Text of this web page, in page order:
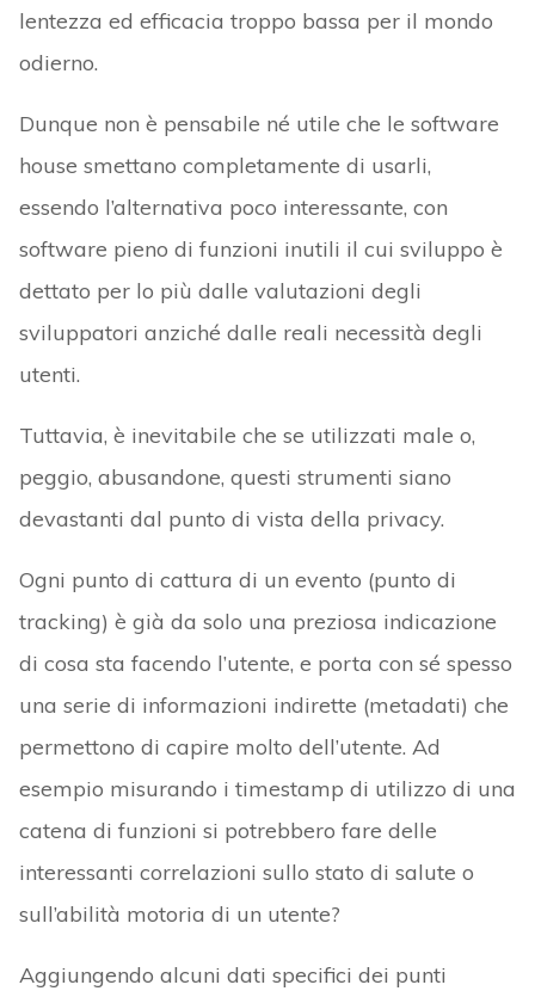
lentezza ed efficacia troppo bassa per il mondo
odierno.
Dunque non è pensabile né utile che le software
house smettano completamente di usarli,
essendo l’alternativa poco interessante, con
software pieno di funzioni inutili il cui sviluppo è
dettato per lo più dalle valutazioni degli
sviluppatori anziché dalle reali necessità degli
utenti.
Tuttavia, è inevitabile che se utilizzati male o,
peggio, abusandone, questi strumenti siano
devastanti dal punto di vista della privacy.
Ogni punto di cattura di un evento (punto di
tracking) è già da solo una preziosa indicazione
di cosa sta facendo l’utente, e porta con sé spesso
una serie di informazioni indirette (metadati) che
permettono di capire molto dell’utente. Ad
esempio misurando i timestamp di utilizzo di una
catena di funzioni si potrebbero fare delle
interessanti correlazioni sullo stato di salute o
sull’abilità motoria di un utente?
Aggiungendo alcuni dati specifici dei punti